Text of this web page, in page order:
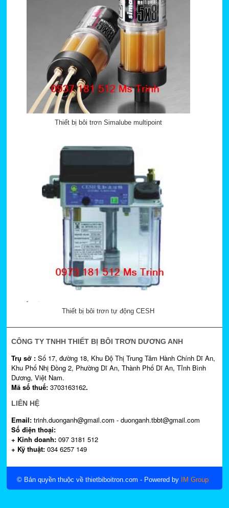
Thiết bị bôi trơn Simalube multipoint
Thiết bị bôi trơn tự động CESH
CÔNG TY TNHH THIẾT BỊ BÔI TRƠN DƯƠNG ANH
Trụ sở : Số 17, đường 18, Khu Độ Thị Trung Tâm Hành Chính Dĩ An,
Khu Phố Nhị Đồng 2, Phường Dĩ An, Thành Phố Dĩ An, Tỉnh Bình
Dương, Việt Nam.
Mã số thuế: 3703163162.
LIÊN HỆ
Email:trinh.duonganh@gmail.com - duonganh.tbbt@gmail.com
Số điện thoại:
+ Kinh doanh: 097 3181 512
+ Kỹ thuật: 034 6257 149
© Bản quyền thuộc về thietbiboitron.com - Powered by IM Group